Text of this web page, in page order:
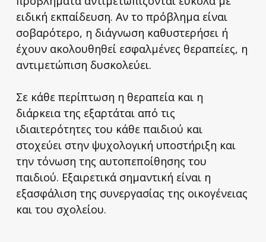
ειδική εκπαίδευση. Αν το πρόβλημα είναι
σοβαρότερο, η διάγνωση καθυστερήσει ή
έχουν ακολουθηθεί εσφαλμένες θεραπείες, η
αντιμετώπιση δυσκολεύει.
Σε κάθε περίπτωση η θεραπεία και η
διάρκεια της εξαρτάται από τις
ιδιαιτερότητες του κάθε παιδιού και
στοχεύει στην ψυχολογική υποστήριξη και
την τόνωση της αυτοπεποίθησης του
παιδιού. Εξαιρετικά σημαντική είναι η
εξασφάλιση της συνεργασίας της οικογένειας
και του σχολείου.